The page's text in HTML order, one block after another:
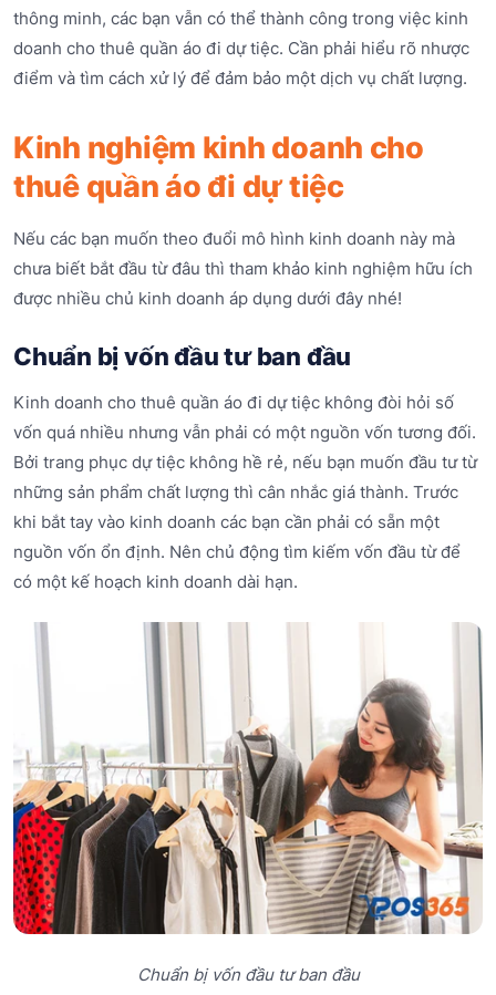
thông minh, các bạn vẫn có thể thành công trong việc kinh
doanh cho thuê quần áo đi dự tiệc. Cần phải hiểu rõ nhược
điểm và tìm cách xử lý để đảm bảo một dịch vụ chất lượng.
Kinh nghiệm kinh doanh cho
thuê quần áo đi dự tiệc
Nếu các bạn muốn theo đuổi mô hình kinh doanh này mà
chưa biết bắt đầu từ đâu thì tham khảo kinh nghiệm hữu ích
được nhiều chủ kinh doanh áp dụng dưới đây nhé!
Chuẩn bị vốn đầu tư ban đầu
Kinh doanh cho thuê quần áo đi dự tiệc không đòi hỏi số
vốn quá nhiều nhưng vẫn phải có một nguồn vốn tương đối.
Bởi trang phục dự tiệc không hề rẻ, nếu bạn muốn đầu tư từ
những sản phẩm chất lượng thì cân nhắc giá thành. Trước
khi bắt tay vào kinh doanh các bạn cần phải có sẵn một
nguồn vốn ổn định. Nên chủ động tìm kiếm vốn đầu từ để
có một kế hoạch kinh doanh dài hạn.
Chuẩn bị vốn đầu tư ban đầu